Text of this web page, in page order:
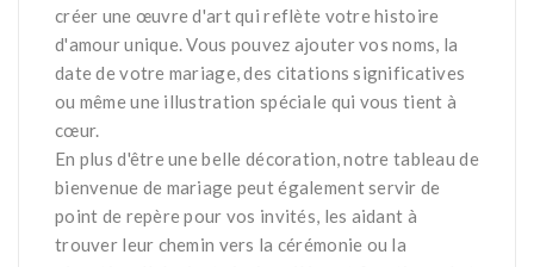
créer une œuvre d'art qui reflète votre histoire
d'amour unique. Vous pouvez ajouter vos noms, la
date de votre mariage, des citations significatives
ou même une illustration spéciale qui vous tient à
cœur.
En plus d'être une belle décoration, notre tableau de
bienvenue de mariage peut également servir de
point de repère pour vos invités, les aidant à
trouver leur chemin vers la cérémonie ou la